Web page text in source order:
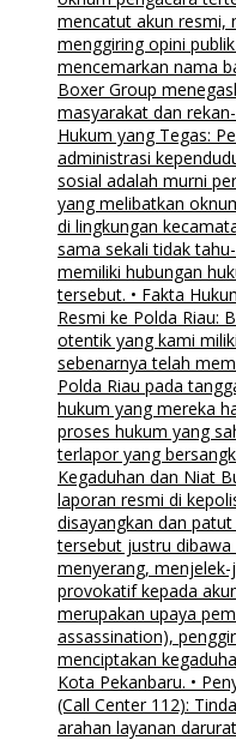
mencatut akun resmi,
menggiring opini
mencemarkan nama
Boxer Group
masyarakat dan
Hukum yang Tegas:
administrasi
sosial adalah murni
yang melibatkan
di lingkungan
sama sekali tidak
memiliki hubungan
tersebut. • Fakta
Resmi ke Polda Riau:
otentik yang kami
sebenarnya telah
Polda Riau pada
hukum yang mereka
proses hukum yang
terlapor yang
Kegaduhan dan Niat
laporan resmi di
disayangkan dan
tersebut justru dibawa
menyerang,
provokatif kepada
merupakan upaya
assassination),
menciptakan
Kota Pekanbaru. •
(Call Center 112):
arahan layanan